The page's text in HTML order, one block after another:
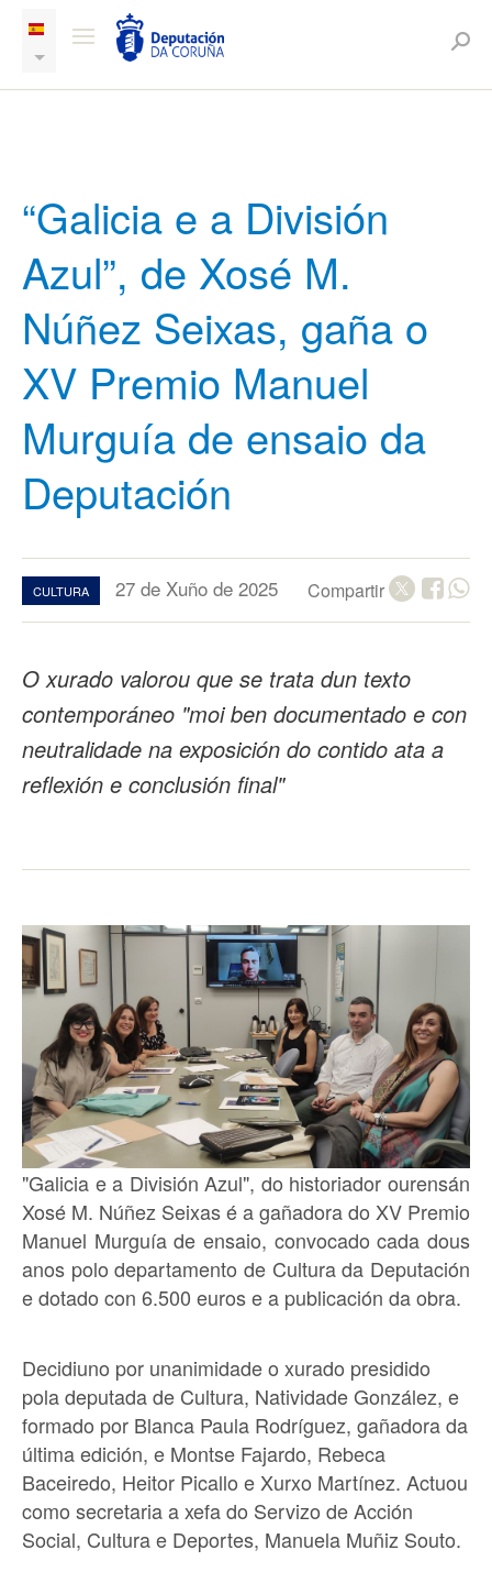
“Galicia e a División
Azul”, de Xosé M.
Núñez Seixas, gaña o
XV Premio Manuel
Murguía de ensaio da
Deputación
CULTURA 27 de Xuño de 2025 Compartir
O xurado valorou que se trata dun texto
contemporáneo "moi ben documentado e con
neutralidade na exposición do contido ata a
reflexión e conclusión final"
"Galicia e a División Azul", do historiador ourensán
Xosé M. Núñez Seixas é a gañadora do XV Premio
Manuel Murguía de ensaio, convocado cada dous
anos polo departamento de Cultura da Deputación
e dotado con 6.500 euros e a publicación da obra.
Decidiuno por unanimidade o xurado presidido
pola deputada de Cultura, Natividade González, e
formado por Blanca Paula Rodríguez, gañadora da
última edición, e Montse Fajardo, Rebeca
Baceiredo, Heitor Picallo e Xurxo Martínez. Actuou
como secretaria a xefa do Servizo de Acción
Social, Cultura e Deportes, Manuela Muñiz Souto.